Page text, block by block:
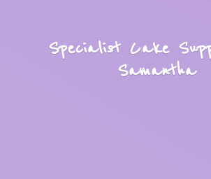
Specialist Cake
Samantha